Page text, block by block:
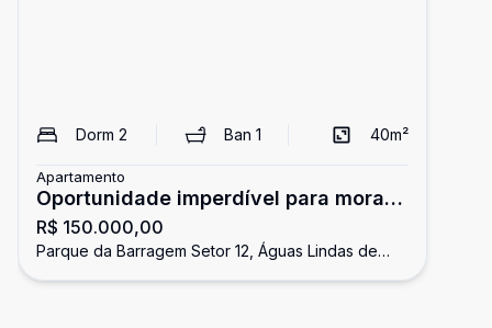
Dorm 2 Ban 1 40m²
Apartamento
Oportunidade imperdível para morar
com conforto e praticidade no
Condomínio Residencial Vila das
R$ 150.000,00
Parque da Barragem Setor 12, Águas Lindas de